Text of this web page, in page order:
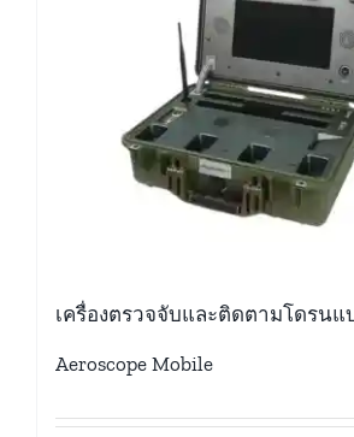
เครื่องตรวจจับและติดตามโดรนแ
Aeroscope Mobile